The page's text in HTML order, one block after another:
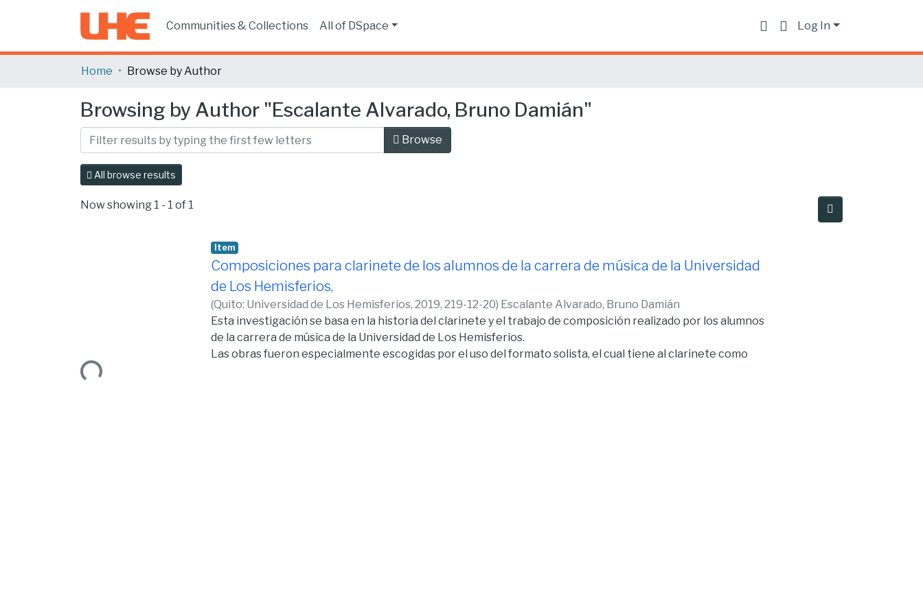
Communities & Collections All of DSpace Log In
Home Browse by Author
Browsing by Author "Escalante Alvarado, Bruno Damián"
Browse
All browse results
Now showing 1 - 1 of 1
Loading...
Item
Composiciones para clarinete de los alumnos de la carrera de música de la Universidad
de Los Hemisferios,
(Quito: Universidad de Los Hemisferios, 2019, 219-12-20) Escalante Alvarado, Bruno Damián
Esta investigación se basa en la historia del clarinete y el trabajo de composición realizado por los alumnos
de la carrera de música de la Universidad de Los Hemisferios.
Las obras fueron especialmente escogidas por el uso del formato solista, el cual tiene al clarinete como